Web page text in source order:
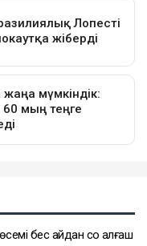
бес айдан соң алғаш